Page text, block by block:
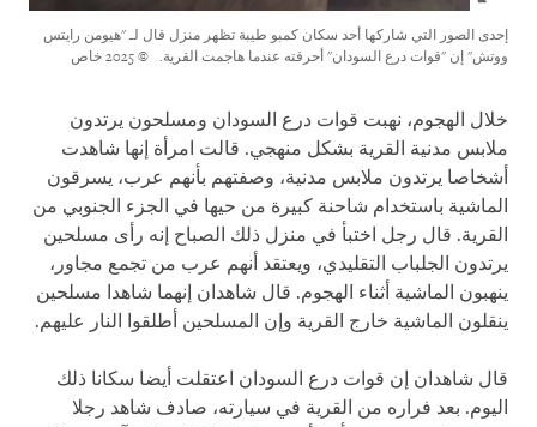
إحدى الصور التي شاركها أحد سكان كمبو طيبة تظهر منزل قال لـ "هيومن رايتس
ووتش" إن "قوات درع السودان" أحرقته عندما هاجمت القرية. © 2025 خاص
خلال الهجوم، نهبت قوات درع السودان ومسلحون يرتدون
ملابس مدنية القرية بشكل منهجي. قالت امرأة إنها شاهدت
أشخاصا يرتدون ملابس مدنية، وصفتهم بأنهم عرب، يسرقون
الماشية باستخدام شاحنة كبيرة من حيها في الجزء الجنوبي من
القرية. قال رجل اختبأ في منزل ذلك الصباح إنه رأى مسلحين
يرتدون الجلباب التقليدي، ويعتقد أنهم عرب من تجمع مجاور،
ينهبون الماشية أثناء الهجوم. قال شاهدان إنهما شاهدا مسلحين
ينقلون الماشية خارج القرية وإن المسلحين أطلقوا النار عليهم.
قال شاهدان إن قوات درع السودان اعتقلت أيضا سكانا ذلك
اليوم. بعد فراره من القرية في سيارته، صادف شاهد رجلا